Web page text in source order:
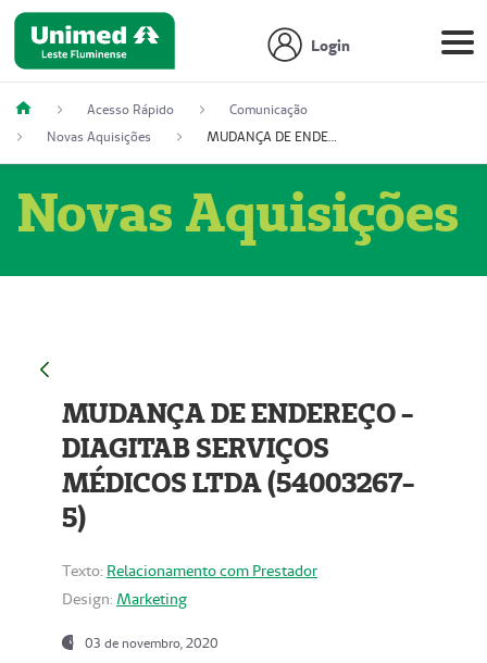
Login
Acesso Rápido
Comunicação
Novas Aquisições
MUDANÇA DE ENDEREÇO - DIAGITAB SERVIÇOS MÉDICOS LTDA (54003267-5)
Novas Aquisições
MUDANÇA DE ENDEREÇO -
DIAGITAB SERVIÇOS
MÉDICOS LTDA (54003267-
5)
Texto: Relacionamento com Prestador
Design: Marketing
03 de novembro, 2020